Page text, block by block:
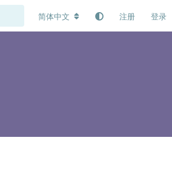
简体中文 注册 登录